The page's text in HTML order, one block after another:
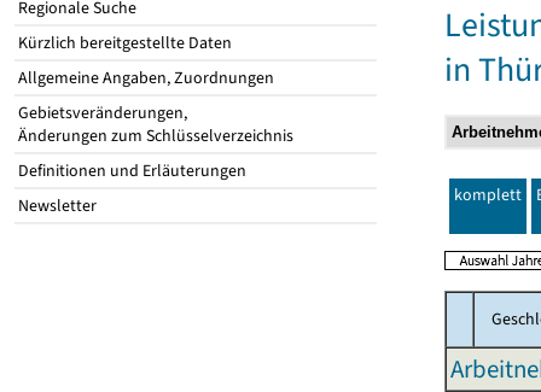
Regionale Suche
Kürzlich bereitgestellte Daten
Allgemeine Angaben, Zuordnungen
Gebietsveränderungen,
Änderungen zum Schlüsselverzeichnis
Definitionen und Erläuterungen
Newsletter
in
komplett